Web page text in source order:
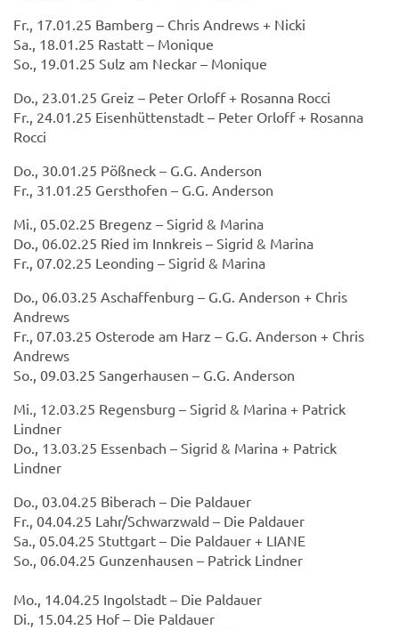
Fr., 17.01.25 Bamberg – Chris Andrews + Nicki
Sa., 18.01.25 Rastatt – Monique
So., 19.01.25 Sulz am Neckar – Monique
Do., 23.01.25 Greiz – Peter Orloff + Rosanna Rocci
Fr., 24.01.25 Eisenhüttenstadt – Peter Orloff + Rosanna
Rocci
Do., 30.01.25 Pößneck – G.G. Anderson
Fr., 31.01.25 Gersthofen – G.G. Anderson
Mi., 05.02.25 Bregenz – Sigrid & Marina
Do., 06.02.25 Ried im Innkreis – Sigrid & Marina
Fr., 07.02.25 Leonding – Sigrid & Marina
Do., 06.03.25 Aschaffenburg – G.G. Anderson + Chris
Andrews
Fr., 07.03.25 Osterode am Harz – G.G. Anderson + Chris
Andrews
So., 09.03.25 Sangerhausen – G.G. Anderson
Mi., 12.03.25 Regensburg – Sigrid & Marina + Patrick
Lindner
Do., 13.03.25 Essenbach – Sigrid & Marina + Patrick
Lindner
Do., 03.04.25 Biberach – Die Paldauer
Fr., 04.04.25 Lahr/Schwarzwald – Die Paldauer
Sa., 05.04.25 Stuttgart – Die Paldauer + LIANE
So., 06.04.25 Gunzenhausen – Patrick Lindner
Mo., 14.04.25 Ingolstadt – Die Paldauer
Di., 15.04.25 Hof – Die Paldauer